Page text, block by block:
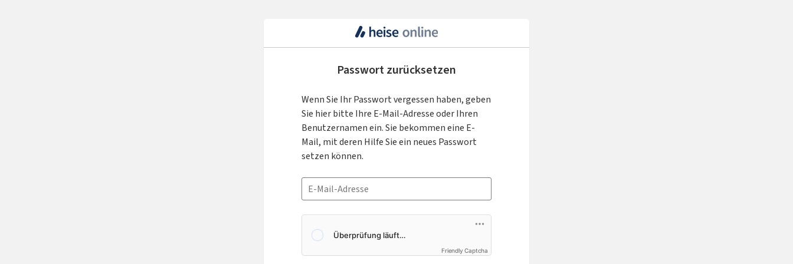
Passwort zurücksetzen
Wenn Sie Ihr Passwort vergessen haben, geben
Sie hier bitte Ihre E-Mail-Adresse oder Ihren
Benutzernamen ein. Sie bekommen eine E-
Mail, mit deren Hilfe Sie ein neues Passwort
setzen können.
Friendly Captcha